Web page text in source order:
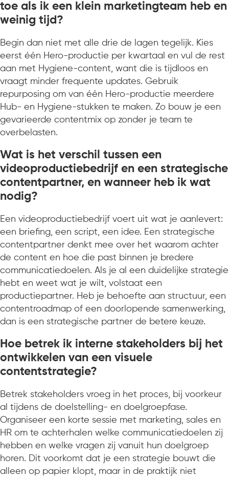
toe als ik een klein marketingteam heb en
weinig tijd?
Begin dan niet met alle drie de lagen tegelijk. Kies
eerst één Hero-productie per kwartaal en vul de rest
aan met Hygiene-content, want die is tijdloos en
vraagt minder frequente updates. Gebruik
repurposing om van één Hero-productie meerdere
Hub- en Hygiene-stukken te maken. Zo bouw je een
gevarieerde contentmix op zonder je team te
overbelasten.
Wat is het verschil tussen een
videoproductiebedrijf en een strategische
contentpartner, en wanneer heb ik wat
nodig?
Een videoproductiebedrijf voert uit wat je aanlevert:
een briefing, een script, een idee. Een strategische
contentpartner denkt mee over het waarom achter
de content en hoe die past binnen je bredere
communicatiedoelen. Als je al een duidelijke strategie
hebt en weet wat je wilt, volstaat een
productiepartner. Heb je behoefte aan structuur, een
contentroadmap of een doorlopende samenwerking,
dan is een strategische partner de betere keuze.
Hoe betrek ik interne stakeholders bij het
ontwikkelen van een visuele
contentstrategie?
Betrek stakeholders vroeg in het proces, bij voorkeur
al tijdens de doelstelling- en doelgroepfase.
Organiseer een korte sessie met marketing, sales en
HR om te achterhalen welke communicatiedoelen zij
hebben en welke vragen zij vanuit hun doelgroep
horen. Dit voorkomt dat je een strategie bouwt die
alleen op papier klopt, maar in de praktijk niet